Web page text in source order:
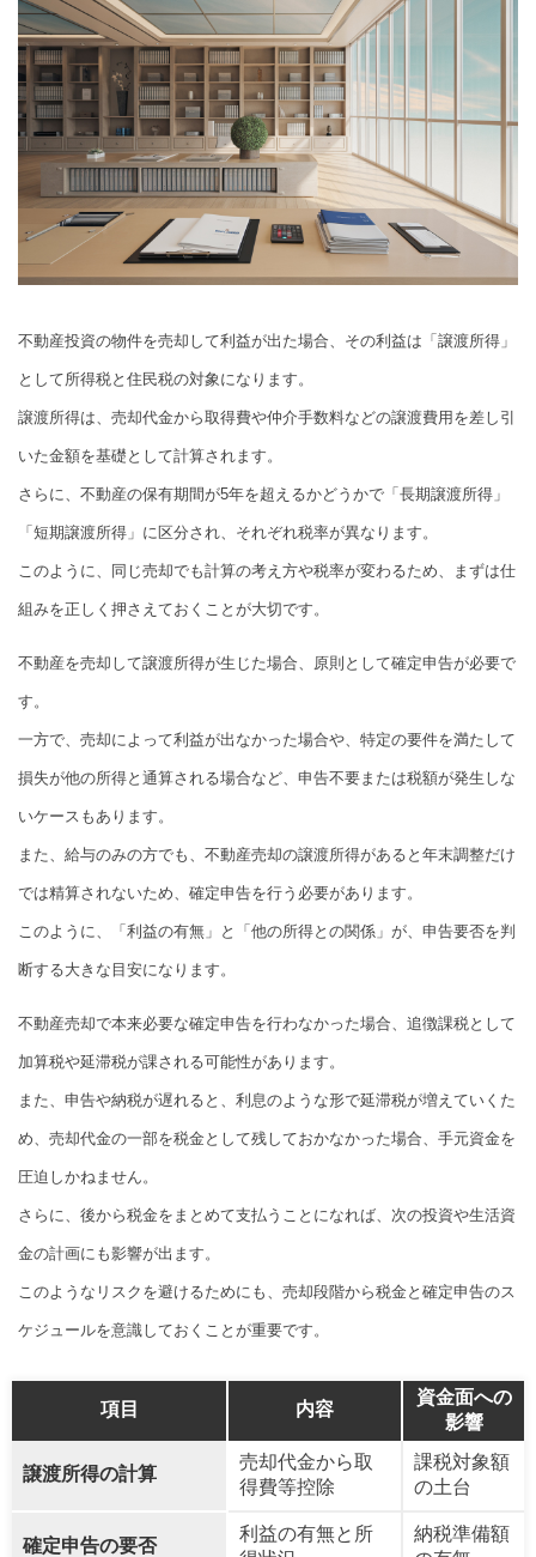
不動産投資の物件を売却して利益が出た場合、その利益は「譲渡所得」
として所得税と住民税の対象になります。
譲渡所得は、売却代金から取得費や仲介手数料などの譲渡費用を差し引
いた金額を基礎として計算されます。
さらに、不動産の保有期間が5年を超えるかどうかで「長期譲渡所得」
「短期譲渡所得」に区分され、それぞれ税率が異なります。
このように、同じ売却でも計算の考え方や税率が変わるため、まずは仕
組みを正しく押さえておくことが大切です。
不動産を売却して譲渡所得が生じた場合、原則として確定申告が必要で
す。
一方で、売却によって利益が出なかった場合や、特定の要件を満たして
損失が他の所得と通算される場合など、申告不要または税額が発生しな
いケースもあります。
また、給与のみの方でも、不動産売却の譲渡所得があると年末調整だけ
では精算されないため、確定申告を行う必要があります。
このように、「利益の有無」と「他の所得との関係」が、申告要否を判
断する大きな目安になります。
不動産売却で本来必要な確定申告を行わなかった場合、追徴課税として
加算税や延滞税が課される可能性があります。
また、申告や納税が遅れると、利息のような形で延滞税が増えていくた
め、売却代金の一部を税金として残しておかなかった場合、手元資金を
圧迫しかねません。
さらに、後から税金をまとめて支払うことになれば、次の投資や生活資
金の計画にも影響が出ます。
このようなリスクを避けるためにも、売却段階から税金と確定申告のス
ケジュールを意識しておくことが重要です。
項目 内容
資金面への
影響
譲渡所得の計算
売却代金から取
得費等控除
課税対象額
の土台
確定申告の要否
利益の有無と所
納税準備額